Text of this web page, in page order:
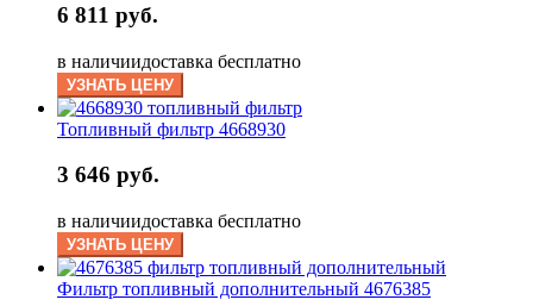
6 811 руб.
в наличиидоставка бесплатно
УЗНАТЬ ЦЕНУ
Топливный фильтр 4668930
3 646 руб.
в наличиидоставка бесплатно
УЗНАТЬ ЦЕНУ
Фильтр топливный дополнительный 4676385